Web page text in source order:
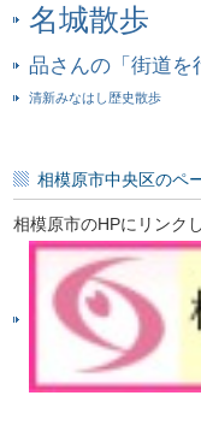
名城散歩
品さんの「街道を
清新みなはし歴史散歩
相模原市中央区のペ
相模原市のHPにリンク